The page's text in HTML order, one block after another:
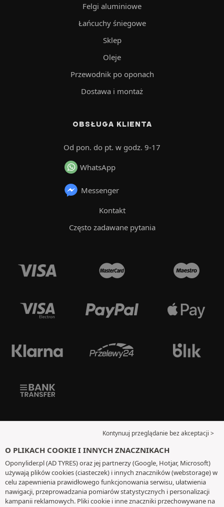
Felgi aluminiowe
Łańcuchy śniegowe
Sklep
Oleje
Przewodnik po oponach
Dostawa i montaż
OBSŁUGA KLIENTA
Od pon. do pt. w godz. 9-17
WhatsApp
Messenger
Kontakt
Często zadawane pytania
Kontynuuj przeglądanie bez akceptacji >
O PLIKACH COOKIE I INNYCH ZNACZNIKACH
Oponylider.pl (AD TYRES) oraz jej partnerzy (Google, Hotjar, Microsoft)
używają plików cookies (ciasteczek) i innych znaczników (webstorage) w
celu zapewnienia prawidłowego funkcjonowania serwisu, ułatwienia
nawigacji, przeprowadzania pomiarów statystycznych i personalizacji
kampanii reklamowych. Pliki cookie i inne znaczniki przechowywane na